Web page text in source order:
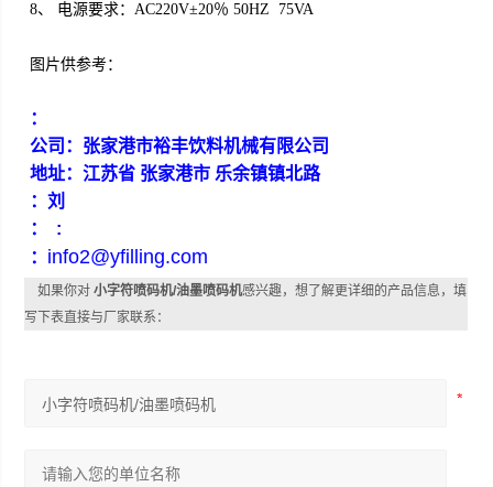
8、 电源要求：AC220V±20％ 50HZ 75VA
图片供参考：
：
公司：张家港市裕丰饮料机械有限公司
地址：江苏省 张家港市 乐余镇镇北路
：刘
：
:
： info2@yfilling.com
如果你对小字符喷码机/油墨喷码机感兴趣，想了解更详细的产品信息，填
写下表直接与厂家联系：